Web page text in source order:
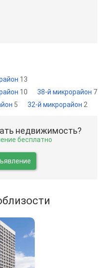
13
10 38-й микрорайон 7
5 32-й микрорайон 2
недвижимость?
бесплатно